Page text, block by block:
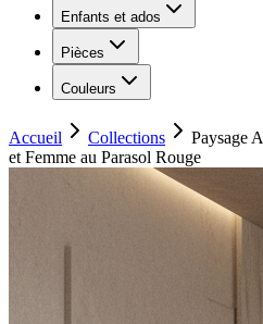
Enfants et ados
Pièces
Couleurs
Accueil Collections
Paysage
et Femme au Parasol Rouge